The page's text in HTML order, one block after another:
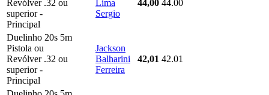
Revólver .32 ou
superior -
Principal
Lima
Sergio
44,00 44.00
Duelinho 20s 5m
Pistola ou
Revólver .32 ou
superior -
Principal
Jackson
Balharini
Ferreira
42,01 42.01